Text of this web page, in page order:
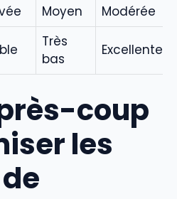
Moyen Modérée
Très
bas
Excellente
coup
les